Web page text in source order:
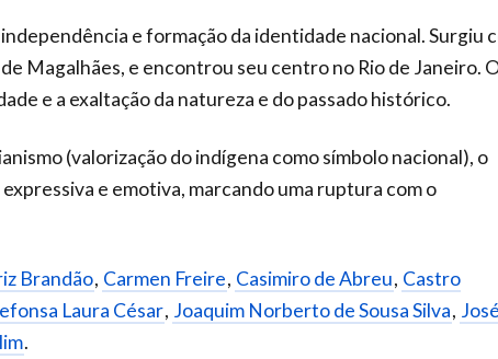
e formação da identidade nacional. Surgiu
Magalhães, e encontrou seu centro no Rio de Janeiro.
e a exaltação da natureza e do passado histórico.
(valorização do indígena como símbolo nacional), o
e emotiva, marcando uma ruptura com o
Brandão, Carmen Freire, Casimiro de Abreu, Castro
Laura César, Joaquim Norberto de Sousa Silva, José
.